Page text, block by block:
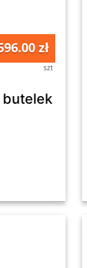
zł
szt
butelek